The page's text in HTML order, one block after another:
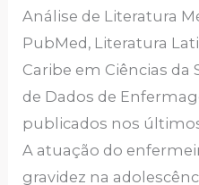
Análise de Literatura
PubMed, Literatura
Caribe em Ciências da
de Dados de
publicados nos
A atuação do
gravidez na